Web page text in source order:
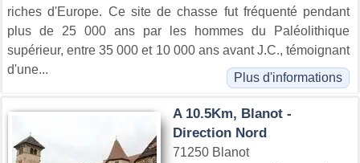
riches d'Europe. Ce site de chasse fut fréquenté pendant
plus de 25 000 ans par les hommes du Paléolithique
supérieur, entre 35 000 et 10 000 ans avant J.C., témoignant
d'une...
Plus d'informations
A 10.5Km, Blanot -
Direction Nord
71250 Blanot